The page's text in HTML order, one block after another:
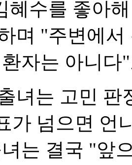
혜수를 좋아
며 "주변에
자는 아니다
녀는 고민 판
가 넘으면 언
는 결국 "앞